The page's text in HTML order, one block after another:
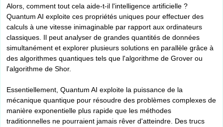
Alors, comment tout cela aide-t-il l'intelligence artificielle ?
Quantum AI exploite ces propriétés uniques pour effectuer des
calculs à une vitesse inimaginable par rapport aux ordinateurs
classiques. Il peut analyser de grandes quantités de données
simultanément et explorer plusieurs solutions en parallèle grâce à
des algorithmes quantiques tels que l'algorithme de Grover ou
l'algorithme de Shor.
Essentiellement, Quantum AI exploite la puissance de la
mécanique quantique pour résoudre des problèmes complexes de
manière exponentielle plus rapide que les méthodes
traditionnelles ne pourraient jamais rêver d'atteindre. Des trucs